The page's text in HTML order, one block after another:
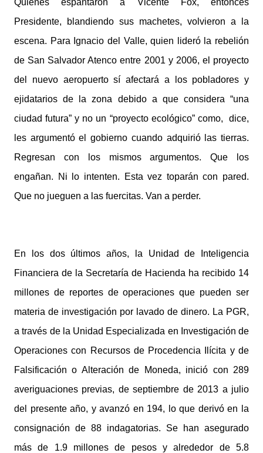
Quienes espantaron a Vicente Fox, entonces
Presidente, blandiendo sus machetes, volvieron a la
escena. Para Ignacio del Valle, quien lideró la rebelión
de San Salvador Atenco entre 2001 y 2006, el proyecto
del nuevo aeropuerto sí afectará a los pobladores y
ejidatarios de la zona debido a que considera “una
ciudad futura” y no un “proyecto ecológico” como, dice,
les argumentó el gobierno cuando adquirió las tierras.
Regresan con los mismos argumentos. Que los
engañan. Ni lo intenten. Esta vez toparán con pared.
Que no jueguen a las fuercitas. Van a perder.
En los dos últimos años, la Unidad de Inteligencia
Financiera de la Secretaría de Hacienda ha recibido 14
millones de reportes de operaciones que pueden ser
materia de investigación por lavado de dinero. La PGR,
a través de la Unidad Especializada en Investigación de
Operaciones con Recursos de Procedencia Ilícita y de
Falsificación o Alteración de Moneda, inició con 289
averiguaciones previas, de septiembre de 2013 a julio
del presente año, y avanzó en 194, lo que derivó en la
consignación de 88 indagatorias. Se han asegurado
más de 1.9 millones de pesos y alrededor de 5.8